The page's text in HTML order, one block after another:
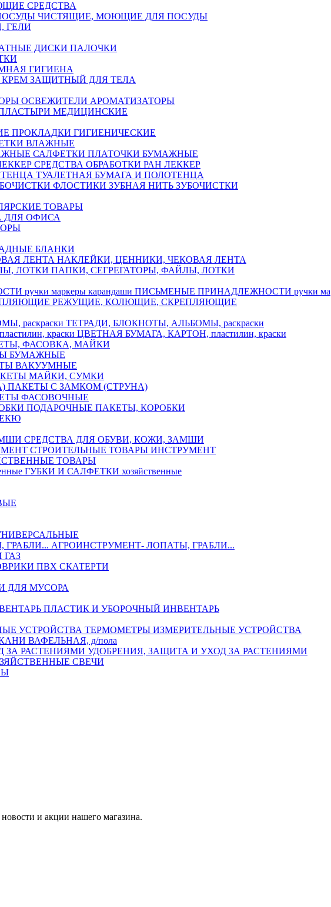
СРЕДСТВА
ЧИСТЯЩИЕ, МОЮЩИЕ ДЛЯ ПОСУДЫ
ГЕЛИ
ДИСКИ ПАЛОЧКИ
ГИГИЕНА
КРЕМ ЗАЩИТНЫЙ ДЛЯ ТЕЛА
ОСВЕЖИТЕЛИ АРОМАТИЗАТОРЫ
МЕДИЦИНСКИЕ
ПРОКЛАДКИ ГИГИЕНИЧЕСКИЕ
ВЛАЖНЫЕ
САЛФЕТКИ ПЛАТОЧКИ БУМАЖНЫЕ
СРЕДСТВА ОБРАБОТКИ РАН ЛЕККЕР
ТУАЛЕТНАЯ БУМАГА И ПОЛОТЕНЦА
ФЛОСТИКИ ЗУБНАЯ НИТЬ ЗУБОЧИСТКИ
ТОВАРЫ
ДЛЯ ОФИСА
БЛАНКИ
НАКЛЕЙКИ, ЦЕННИКИ, ЧЕКОВАЯ ЛЕНТА
ПАПКИ, СЕГРЕГАТОРЫ, ФАЙЛЫ, ЛОТКИ
ПИСЬМЕНЫЕ ПРИНАДЛЕЖНОСТИ ручки
РЕЖУЩИЕ, КОЛЮЩИЕ, СКРЕПЛЯЮЩИЕ
ТЕТРАДИ, БЛОКНОТЫ, АЛЬБОМЫ, раскраски
ЦВЕТНАЯ БУМАГА, КАРТОН, пластилин, краски
ФАСОВКА, МАЙКИ
БУМАЖНЫЕ
ВАКУУМНЫЕ
МАЙКИ, СУМКИ
ПАКЕТЫ С ЗАМКОМ (СТРУНА)
ФАСОВОЧНЫЕ
ПОДАРОЧНЫЕ ПАКЕТЫ, КОРОБКИ
СРЕДСТВА ДЛЯ ОБУВИ, КОЖИ, ЗАМШИ
СТРОИТЕЛЬНЫЕ ТОВАРЫ ИНСТРУМЕНТ
ТОВАРЫ
ГУБКИ И САЛФЕТКИ хозяйственные
АГРОИНСТРУМЕНТ- ЛОПАТЫ, ГРАБЛИ...
ГАЗ
ПВХ СКАТЕРТИ
ДЛЯ МУСОРА
ПЛАСТИК И УБОРОЧНЫЙ ИНВЕНТАРЬ
ТЕРМОМЕТРЫ ИЗМЕРИТЕЛЬНЫЕ УСТРОЙСТВА
ВАФЕЛЬНАЯ, д/пола
УДОБРЕНИЯ, ЗАЩИТА И УХОД ЗА РАСТЕНИЯМИ
СВЕЧИ
и акции нашего магазина.